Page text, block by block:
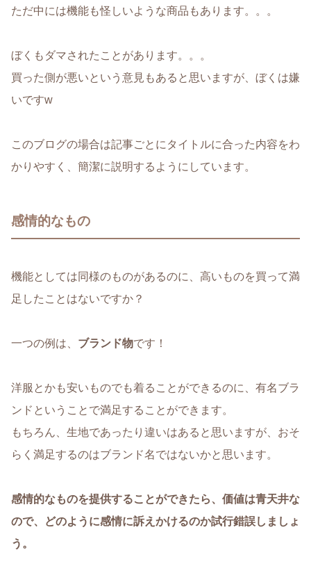
ただ中には機能も怪しいような商品もあります。。。
ぼくもダマされたことがあります。。。
買った側が悪いという意見もあると思いますが、ぼくは嫌
いですw
このブログの場合は記事ごとにタイトルに合った内容をわ
かりやすく、簡潔に説明するようにしています。
感情的なもの
機能としては同様のものがあるのに、高いものを買って満
足したことはないですか？
一つの例は、 ブランド物です！
洋服とかも安いものでも着ることができるのに、有名ブラ
ンドということで満足することができます。
もちろん、生地であったり違いはあると思いますが、おそ
らく満足するのはブランド名ではないかと思います。
感情的なものを提供することができたら、価値は青天井な
ので、どのように感情に訴えかけるのか試行錯誤しましょ
う。